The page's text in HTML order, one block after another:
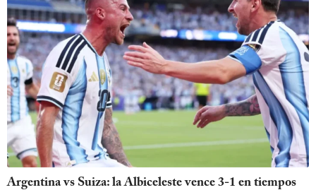
Argentina vs Suiza: la Albiceleste vence 3-1 en tiempos